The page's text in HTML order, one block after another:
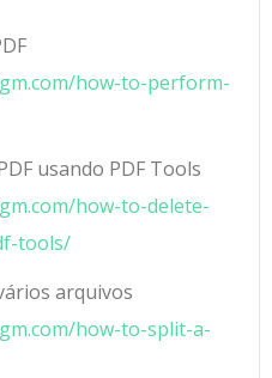
how-to-perform-
usando PDF Tools
how-to-delete-
tools/
arquivos
how-to-split-a-